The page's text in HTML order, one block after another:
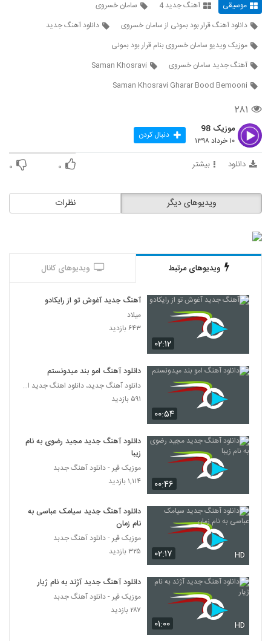
3651
۲۷۲ بازدید
3652
۲۹۹ بازدید
دانلود آهنگ جدید و زیبای سجاد حسن پور با
3654
دانلود آهنگ هر جای شهر از علی یاسینی
۳۶۴ بازدید
3655
۴۰۳ بازدید
دانلود آهنگ علی سعیدی منم مثل تو دیوونم
آهنگ بنیامین محیا بنام قول میدم
۳۲۶ بازدید
دانلود آهنگ یوسف دهقان رابطه (Yosef
Dehghan Rabeteh)
3660
آهنگ حضرت عشق از شایان غفاری(پاپ)
دانلود آهنگ محمد طالبی ببار بارون
(Mohammad Talebi Bebar Baroon)
۲۹۱ بازدید
آهنگ غرور از الون(پاپ)
3663
Amir Rashidan Divonehtar
۲۷۴ بازدید
3664
Amin Dadashi Behesht
۲۸۱ بازدید
موسیقی آهنگ جدید 4
سامان خسروی
دانلود آهنگ قرار بود بمونی از سامان خسروی
دانلود آهنگ جدید
موزیک ویدیو سامان خسروی بنام قرار بود بمونی
آهنگ جدید سامان خسروی
Saman Khosravi
Saman Khosravi Gharar Bood Bemooni
۲۸۱
موزیک 98
۱۰ خرداد ۱۳۹۸ دنبال کردن
دانلود بیشتر ۰ ۰
نظرات ویدیوهای دیگر
ویدیوهای مرتبط ویدیوهای کانال
۰۲:۱۲
آهنگ جدید آغوش تو از رایکادو
میلاد
۶۴۳ بازدید
۰۰:۵۴
دانلود آهنگ امو بند میدونستم
دانلود آهنگ جدید، دانلود اهنگ جدید ایرانی
۵۹۱ بازدید
۰۰:۴۶
دانلود آهنگ جدید مجید رضوی به نام
زیبا
موزیک قیر - دانلود آهنگ جدبد
۱,۱۱۴ بازدید
۰۲:۱۷ HD
دانلود آهنگ جدید سیامک عباسی به
نام زمان
موزیک قیر - دانلود آهنگ جدبد
۳۲۵ بازدید
۰۱:۰۰ HD
دانلود آهنگ جدید آژند به نام ژیار
موزیک قیر - دانلود آهنگ جدبد
۲۸۷ بازدید